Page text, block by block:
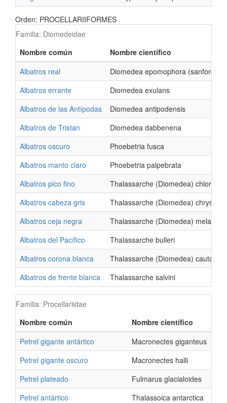
Orden: PROCELLARIIFORMES
Familia: Diomedeidae
Nombre común
Nombre científico
Albatros real
Diomedea epomophora (sanfordi)
Albatros errante
Diomedea exulans
Albatros de las Antípodas
Diomedea antipodensis
Albatros de Tristan
Diomedea dabbenena
Albatros oscuro
Phoebetria fusca
Albatros manto claro
Phoebetria palpebrata
Albatros pico fino
Thalassarche (Diomedea)
Albatros cabeza gris
Thalassarche (Diomedea)
Albatros ceja negra
Thalassarche (Diomedea)
Albatros del Pacífico
Thalassarche bulleri
Albatros corona blanca
Thalassarche (Diomedea) cauta
Albatros de frente blanca
Thalassarche salvini
Familia: Procellariidae
Nombre común
Nombre científico
Petrel gigante antártico
Macronectes giganteus
Petrel gigante oscuro
Macronectes halli
Petrel plateado
Fulmarus glacialoides
Petrel antártico
Thalassoica antarctica